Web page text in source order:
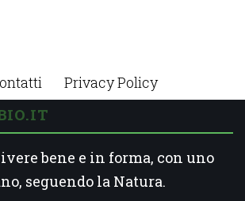
Privacy Policy
bene e in forma, con uno
seguendo la Natura.